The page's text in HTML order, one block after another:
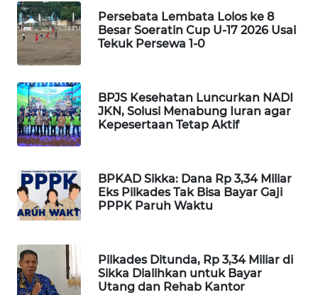
Persebata Lembata Lolos ke 8
Besar Soeratin Cup U-17 2026 Usai
Tekuk Persewa 1-0
BPJS Kesehatan Luncurkan NADI
JKN, Solusi Menabung Iuran agar
Kepesertaan Tetap Aktif
BPKAD Sikka: Dana Rp 3,34 Miliar
Eks Pilkades Tak Bisa Bayar Gaji
PPPK Paruh Waktu
Pilkades Ditunda, Rp 3,34 Miliar di
Sikka Dialihkan untuk Bayar
Utang dan Rehab Kantor